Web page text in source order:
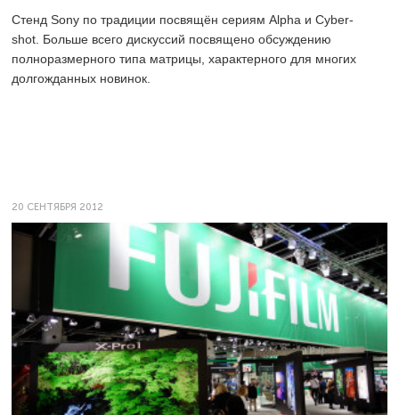
Стенд Sony по традиции посвящён сериям Alpha и Cyber-
shot. Больше всего дискуссий посвящено обсуждению
полноразмерного типа матрицы, характерного для многих
долгожданных новинок.
20 СЕНТЯБРЯ 2012